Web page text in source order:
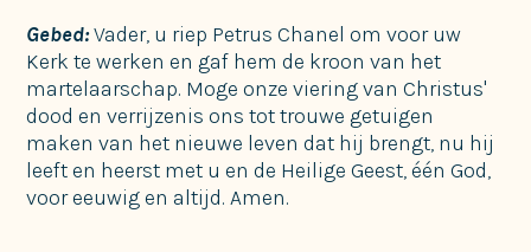
Gebed:Vader, u riep Petrus Chanel om voor uw
Kerk te werken en gaf hem de kroon van het
martelaarschap. Moge onze viering van Christus'
dood en verrijzenis ons tot trouwe getuigen
maken van het nieuwe leven dat hij brengt, nu hij
leeft en heerst met u en de Heilige Geest, één God,
voor eeuwig en altijd. Amen.